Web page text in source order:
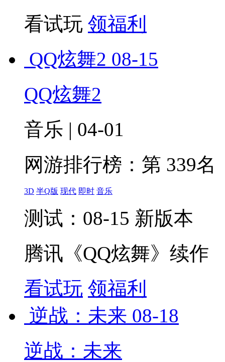
看试玩 领福利
QQ炫舞2 08-15
QQ炫舞2
音乐 | 04-01
网游排行榜： 第 339名
3D 半Q版 现代 即时 音乐
测试：08-15 新版本
腾讯《QQ炫舞》续作
看试玩 领福利
逆战：未来 08-18
逆战：未来